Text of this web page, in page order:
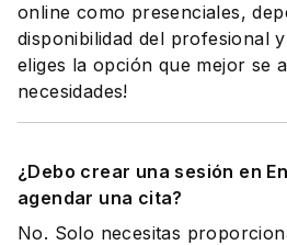
online como presenciales,
disponibilidad del profesional
eliges la opción que mejor se
necesidades!
¿Debo crear una sesión en
agendar una cita?
No. Solo necesitas